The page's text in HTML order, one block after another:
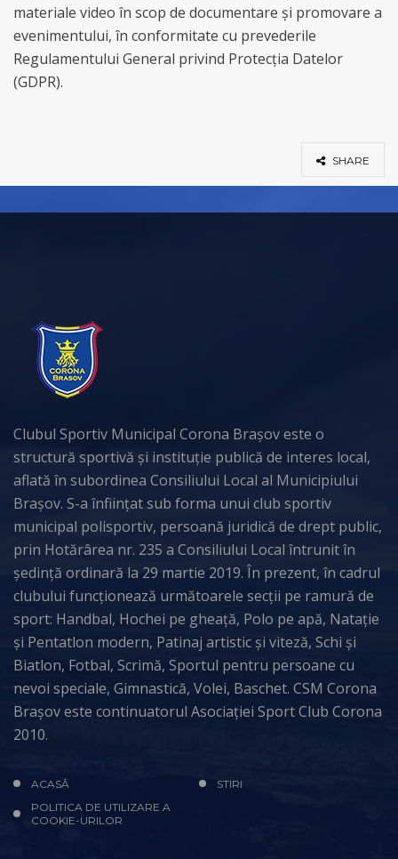
materiale video în scop de documentare și promovare a
evenimentului, în conformitate cu prevederile
Regulamentului General privind Protecția Datelor
(GDPR).
SHARE
Clubul Sportiv Municipal Corona Brașov este o
structură sportivă și instituție publică de interes local,
aflată în subordinea Consiliului Local al Municipiului
Brașov. S-a înființat sub forma unui club sportiv
municipal polisportiv, persoană juridică de drept public,
prin Hotărârea nr. 235 a Consiliului Local întrunit în
ședință ordinară la 29 martie 2019. În prezent, în cadrul
clubului funcționează următoarele secții pe ramură de
sport: Handbal, Hochei pe gheață, Polo pe apă, Natație
și Pentatlon modern, Patinaj artistic și viteză, Schi și
Biatlon, Fotbal, Scrimă, Sportul pentru persoane cu
nevoi speciale, Gimnastică, Volei, Baschet. CSM Corona
Brașov este continuatorul Asociației Sport Club Corona
2010.
ACASĂ
STIRI
POLITICA DE UTILIZARE A
COOKIE-URILOR